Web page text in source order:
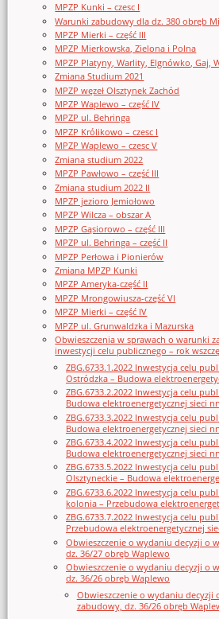
MPZP Kunki – czesc I
Warunki zabudowy dla dz. 380 obręb
MPZP Mierki – część III
MPZP Mierkowska, Zielona i Polna
MPZP Platyny, Warlity, Elgnówko, Gaj,
Zmiana Studium 2021
MPZP węzeł Olsztynek Zachód
MPZP Waplewo – część IV
MPZP ul. Behringa
MPZP Królikowo – czesc I
MPZP Waplewo – czesc V
Zmiana studium 2022
MPZP Pawłowo – część III
Zmiana studium 2022 II
MPZP jezioro Jemiołowo
MPZP Wilcza – obszar A
MPZP Gąsiorowo – część III
MPZP ul. Behringa – część II
MPZP Perłowa i Pionierów
Zmiana MPZP Kunki
MPZP Ameryka-część II
MPZP Mrongowiusza-część VI
MPZP Mierki – część IV
MPZP ul. Grunwaldzka i Mazurska
Obwieszczenia w sprawach o warunki
inwestycji celu publicznego – rok
ZBG.6733.1.2022 Inwestycja celu
Ostródzka – Budowa
ZBG.6733.2.2022 Inwestycja celu
Budowa elektroenergetycznej sieci
ZBG.6733.3.2022 Inwestycja celu
Budowa elektroenergetycznej sieci
ZBG.6733.4.2022 Inwestycja celu
Budowa elektroenergetycznej sieci
ZBG.6733.5.2022 Inwestycja celu
Olsztyneckie – Budowa
ZBG.6733.6.2022 Inwestycja celu
kolonia – Przebudowa
ZBG.6733.7.2022 Inwestycja celu
Przebudowa elektroenergetycznej
Obwieszczenie o wydaniu decyzji o
dz. 36/27 obręb Waplewo
Obwieszczenie o wydaniu decyzji o
dz. 36/26 obręb Waplewo
Obwieszczenie o wydaniu decyzji
zabudowy, dz. 36/26 obręb